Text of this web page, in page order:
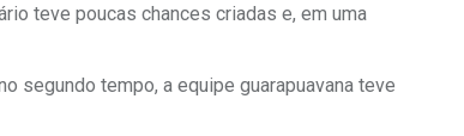
teve poucas chances criadas e, em uma
segundo tempo, a equipe guarapuavana teve